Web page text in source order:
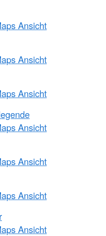
Ansicht
Ansicht
Ansicht
Ansicht
Ansicht
Ansicht
Ansicht